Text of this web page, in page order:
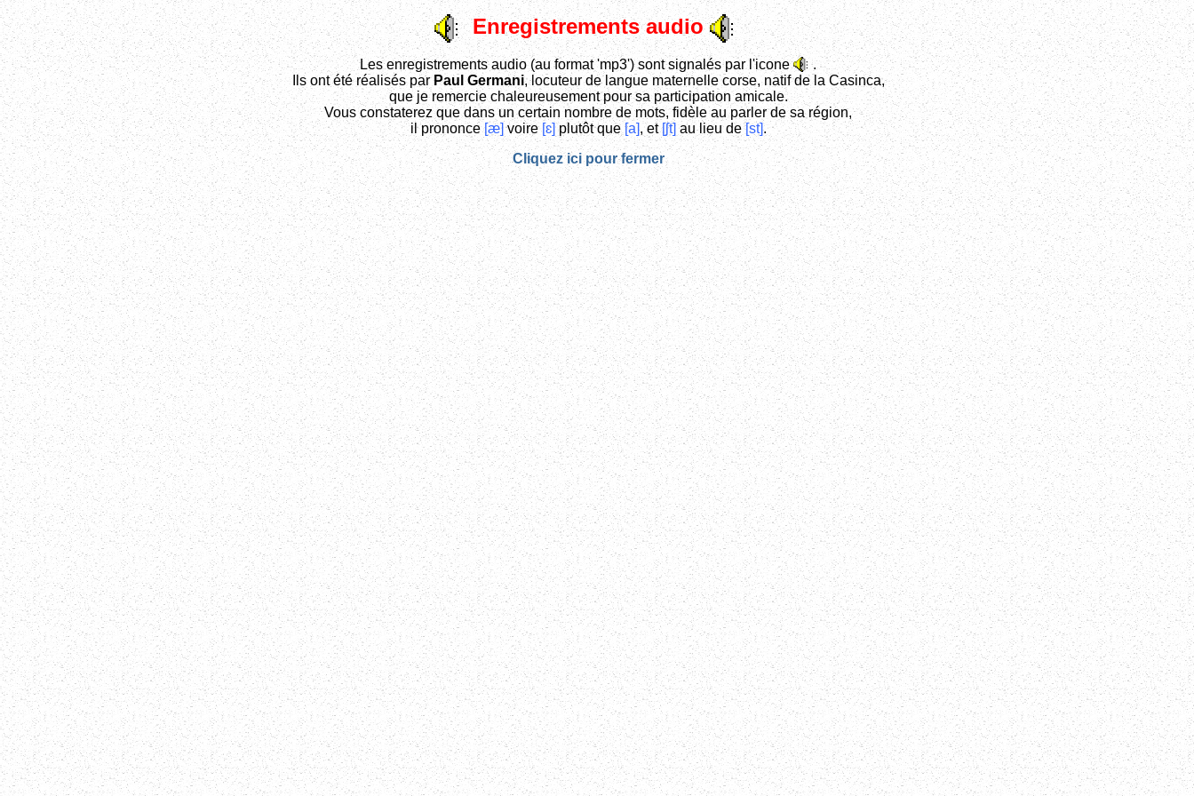
Enregistrements audio
Les enregistrements audio (au format 'mp3') sont signalés par l'icone
.
Ils ont été réalisés parPaul Germani, locuteur de langue maternelle corse, natif de la Casinca,
que je remercie chaleureusement pour sa participation amicale.
Vous constaterez que dans un certain nombre de mots, fidèle au parler de sa région,
il prononce[æ] voire[ɛ]plutôt que [a], et[ʃt] au lieu de[st].
Cliquez ici pour fermer